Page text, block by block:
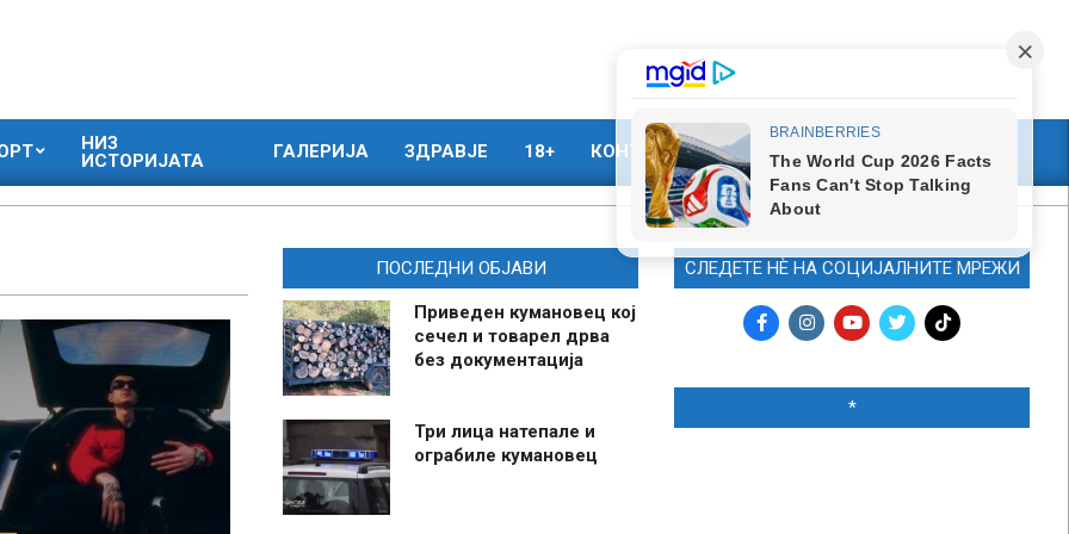
НИЗ
ИСТОРИЈАТА
ГАЛЕРИЈА ЗДРАВЈЕ 18+ КОНТАКТ МАРКЕТИНГ
ПОСЛЕДНИ ОБЈАВИ
Приведен кумановец кој
сечел и товарел дрва
без документација
Три лица натепале и
ограбиле кумановец
СЛЕДЕТЕ НЀ НА СОЦИЈАЛНИТЕ МРЕЖИ
*